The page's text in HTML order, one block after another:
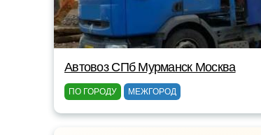
Автовоз СПб Мурманск Москва
ПО ГОРОДУ МЕЖГОРОД